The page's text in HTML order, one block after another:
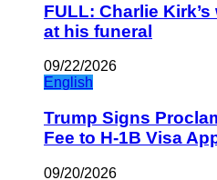
FULL: Charlie
at his funeral
09/22/2026
English
Trump Signs
Fee to H-1B Visa
09/20/2026